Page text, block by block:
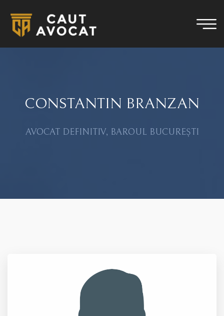
CONSTANTIN BRANZAN
AVOCAT DEFINITIV, BAROUL BUCUREȘTI